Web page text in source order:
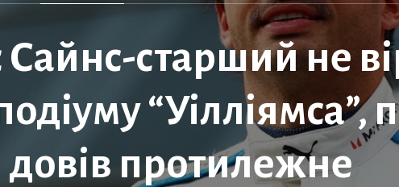
Сайнс-старший не
“Уілліямса”,
довів протилежне